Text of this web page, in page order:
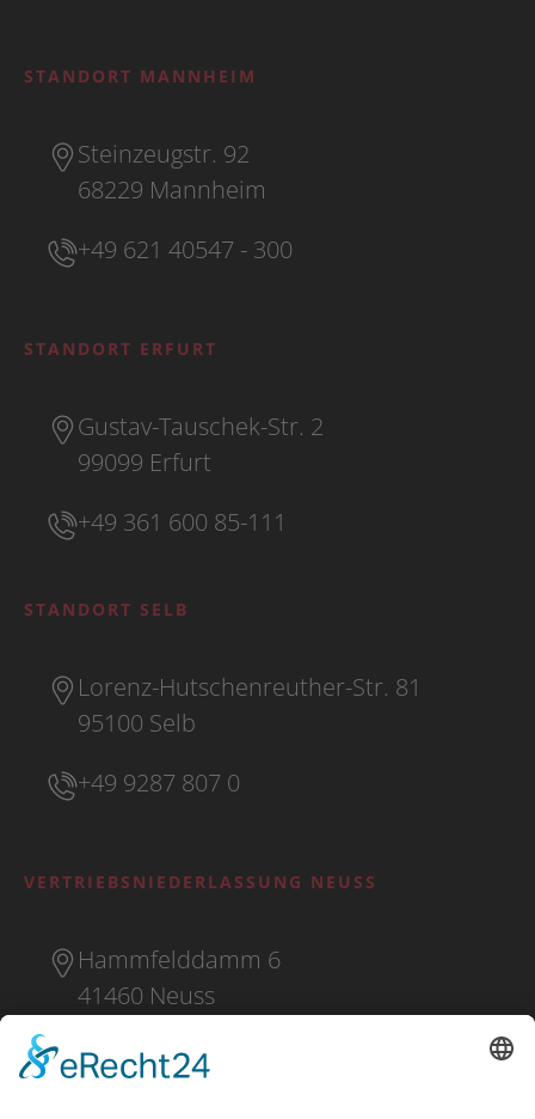
STANDORT MANNHEIM
Steinzeugstr. 92
68229 Mannheim
+49 621 40547 - 300
STANDORT ERFURT
Gustav-Tauschek-Str. 2
99099 Erfurt
+49 361 600 85-111
STANDORT SELB
Lorenz-Hutschenreuther-Str. 81
95100 Selb
+49 9287 807 0
VERTRIEBSNIEDERLASSUNG NEUSS
Hammfelddamm 6
41460 Neuss
+49 2131 16 37 0